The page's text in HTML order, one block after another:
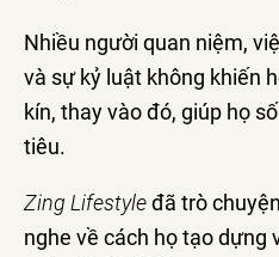
Nhiều người quan niệm,
và sự kỷ luật không khiến
kín, thay vào đó, giúp họ
tiêu.
Zing Lifestyleđã trò
nghe về cách họ tạo dựng